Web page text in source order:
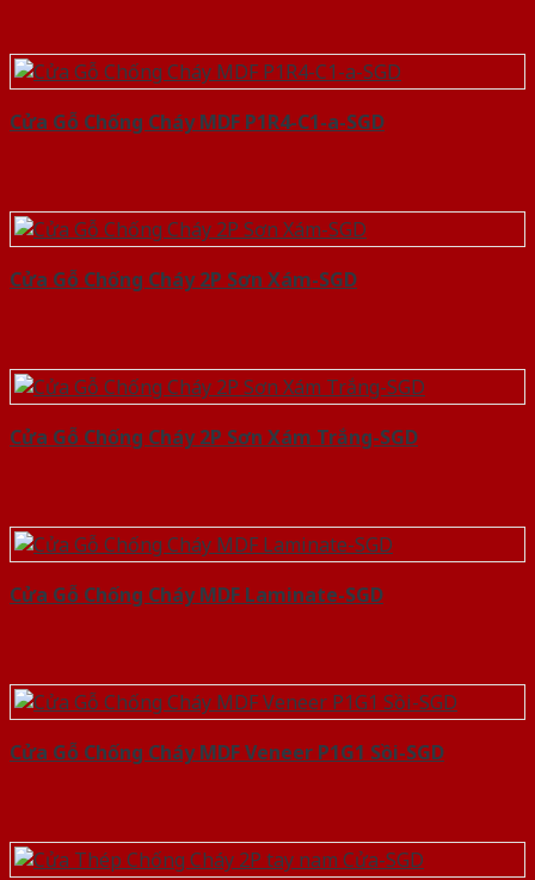
Cửa Gỗ Chống Cháy MDF P1R4-C1-a-SGD
Cửa Gỗ Chống Cháy 2P Sơn Xám-SGD
Cửa Gỗ Chống Cháy 2P Sơn Xám Trắng-SGD
Cửa Gỗ Chống Cháy MDF Laminate-SGD
Cửa Gỗ Chống Cháy MDF Veneer P1G1 Sồi-SGD